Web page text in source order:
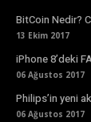
BitCoin Nedir?
13 Ekim 2017
iPhone 8’deki
06 Ağustos 2017
Philips’in yeni
06 Ağustos 2017